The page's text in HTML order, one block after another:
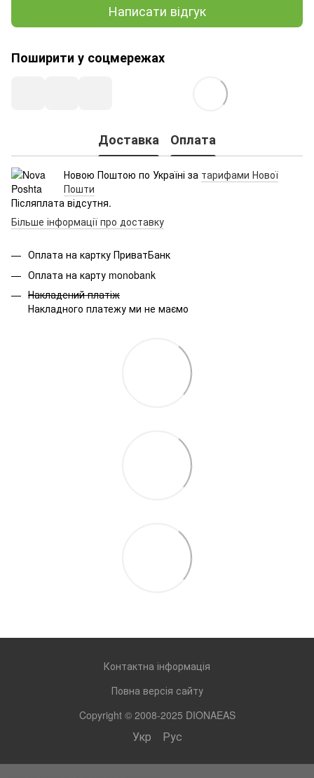
Написати відгук
Поширити у соцмережах
Доставка Оплата
Новою Поштою по Україні за тарифами Нової
Пошти
Післяплата відсутня.
Більше інформації про доставку
Оплата на картку ПриватБанк
Оплата на карту monobank
Накладений платіж
Накладного платежу ми не маємо
Контактна інформація
Повна версія сайту
Copyright © 2008-2025 DIONAEAS
Укр Рус